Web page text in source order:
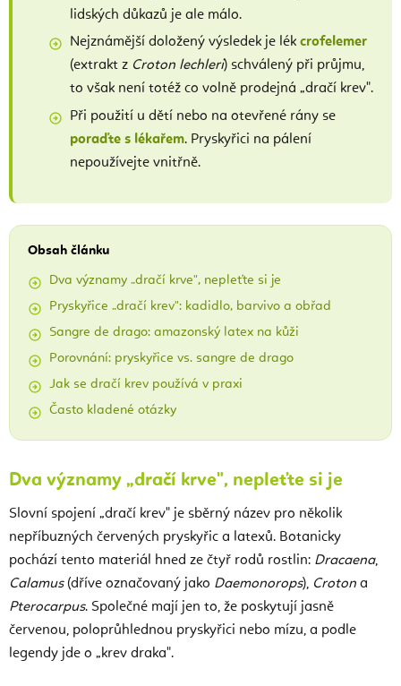
lidských důkazů je ale málo.
Nejznámější doložený výsledek je lék crofelemer
(extrakt z Croton lechleri) schválený při průjmu,
to však není totéž co volně prodejná „dračí krev".
Při použití u dětí nebo na otevřené rány se
poraďte s lékařem. Pryskyřici na pálení
nepoužívejte vnitřně.
Obsah článku
Dva významy „dračí krve", nepleťte si je
Pryskyřice „dračí krev": kadidlo, barvivo a obřad
Sangre de drago: amazonský latex na kůži
Porovnání: pryskyřice vs. sangre de drago
Jak se dračí krev používá v praxi
Často kladené otázky
Dva významy „dračí krve", nepleťte si je
Slovní spojení „dračí krev" je sběrný název pro několik
nepříbuzných červených pryskyřic a latexů. Botanicky
pochází tento materiál hned ze čtyř rodů rostlin: Dracaena,
Calamus(dříve označovaný jako Daemonorops), Croton a
Pterocarpus. Společné mají jen to, že poskytují jasně
červenou, poloprůhlednou pryskyřici nebo mízu, a podle
legendy jde o „krev draka".